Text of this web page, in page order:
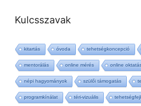
Kulcsszavak
kitartás óvoda tehetségkoncepció
mentorálás online mérés online
népi hagyományok szülői támogatás
programkínálat téri-vizuális